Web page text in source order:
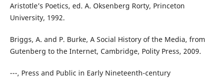
Aristotle’s Poetics, ed. A. Oksenberg Rorty, Princeton
University, 1992.
Briggs, A. and P. Burke, A Social History of the Media, from
Gutenberg to the Internet, Cambridge, Polity Press, 2009.
---, Press and Public in Early Nineteenth-century